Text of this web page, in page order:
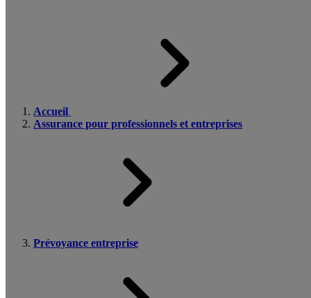
Accueil
Assurance pour professionnels et entreprises
Prévoyance entreprise